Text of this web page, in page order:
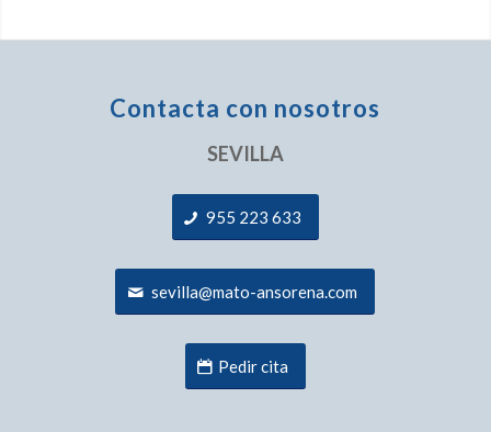
Contacta con nosotros
SEVILLA
955 223 633
sevilla@mato-ansorena.com
Pedir cita